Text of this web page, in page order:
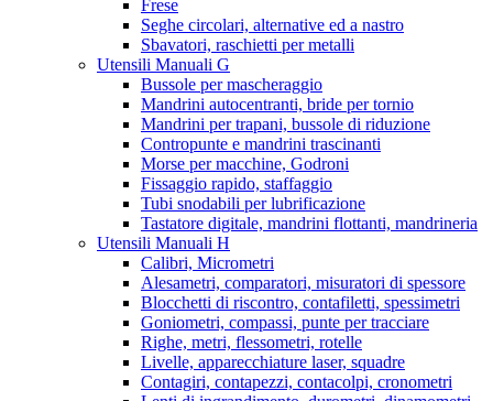
Frese
Seghe circolari, alternative ed a nastro
Sbavatori, raschietti per metalli
Utensili Manuali G
Bussole per mascheraggio
Mandrini autocentranti, bride per tornio
Mandrini per trapani, bussole di riduzione
Contropunte e mandrini trascinanti
Morse per macchine, Godroni
Fissaggio rapido, staffaggio
Tubi snodabili per lubrificazione
Tastatore digitale, mandrini flottanti, mandrineria
Utensili Manuali H
Calibri, Micrometri
Alesametri, comparatori, misuratori di spessore
Blocchetti di riscontro, contafiletti, spessimetri
Goniometri, compassi, punte per tracciare
Righe, metri, flessometri, rotelle
Livelle, apparecchiature laser, squadre
Contagiri, contapezzi, contacolpi, cronometri